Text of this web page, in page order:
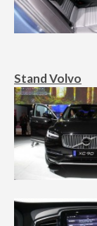
Stand Volvo